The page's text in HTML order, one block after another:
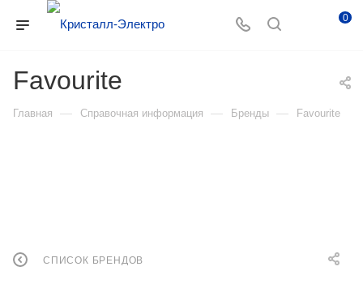
0
Favourite
Главная — Справочная информация — Бренды — Favourite
СПИСОК БРЕНДОВ